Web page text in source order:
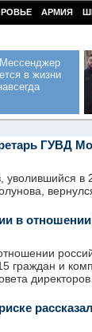
АРМИЯ
в жизни
ГУВД
в
в
граждан и